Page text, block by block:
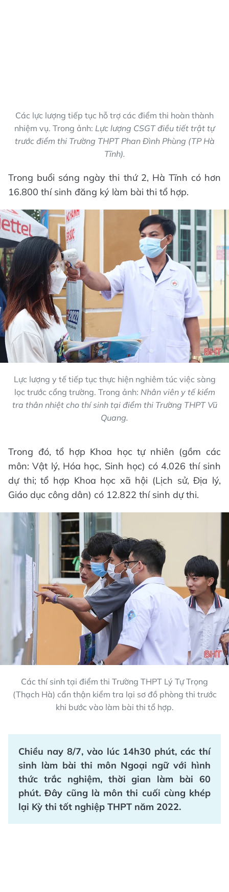
Các lực lượng tiếp tục hỗ trợ các điểm thi hoàn thành
nhiệm vụ. Trong ảnh: Lực lượng CSGT điều tiết trật tự
trước điểm thi Trường THPT Phan Đình Phùng (TP Hà
Tĩnh).
Trong buổi sáng ngày thi thứ 2, Hà Tĩnh có hơn
16.800 thí sinh đăng ký làm bài thi tổ hợp.
Lực lượng y tế tiếp tục thực hiện nghiêm túc việc sàng
lọc trước cổng trường. Trong ảnh: Nhân viên y tế kiểm
tra thân nhiệt cho thí sinh tại điểm thi Trường THPT Vũ
Quang.
Trong đó, tổ hợp Khoa học tự nhiên (gồm các
môn: Vật lý, Hóa học, Sinh học) có 4.026 thí sinh
dự thi; tổ hợp Khoa học xã hội (Lịch sử, Địa lý,
Giáo dục công dân) có 12.822 thí sinh dự thi.
Các thí sinh tại điểm thi Trường THPT Lý Tự Trọng
(Thạch Hà) cẩn thận kiểm tra lại sơ đồ phòng thi trước
khi bước vào làm bài thi tổ hợp.
Chiều nay 8/7, vào lúc 14h30 phút, các thí
sinh làm bài thi môn Ngoại ngữ với hình
thức trắc nghiệm, thời gian làm bài 60
phút. Đây cũng là môn thi cuối cùng khép
lại Kỳ thi tốt nghiệp THPT năm 2022.